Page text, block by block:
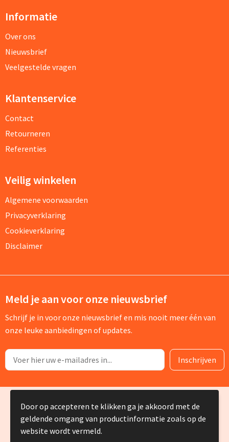
Informatie
Over ons
Nieuwsbrief
Veelgestelde vragen
Klantenservice
Contact
Retourneren
Referenties
Veilig winkelen
Algemene voorwaarden
Privacyverklaring
Cookieverklaring
Disclaimer
Meld je aan voor onze nieuwsbrief
Schrijf je in voor onze nieuwsbrief en mis nooit meer één van
onze leuke aanbiedingen of updates.
© Copyright Silvia Bruin reclame-advies 2025
Door op accepteren te klikken ga je akkoord met de
geldende omgang van productinformatie zoals op de
website wordt vermeld.